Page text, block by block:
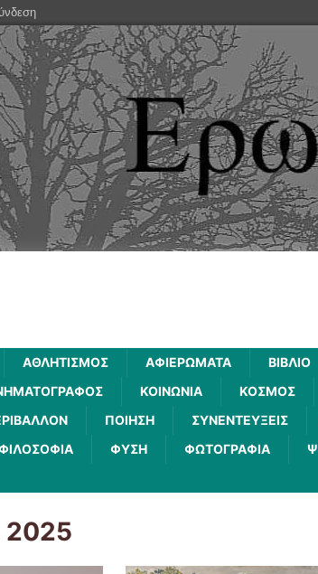
ΑΘΛΗΤΙΣΜΟΣ ΑΦΙΕΡΩΜΑΤΑ ΒΙΒΛΙΟ
ΚΟΙΝΩΝΙΑ ΚΟΣΜΟΣ
ΠΟΙΗΣΗ ΣΥΝΕΝΤΕΥΞΕΙΣ
ΦΙΛΟΣΟΦΙΑ ΦΥΣΗ ΦΩΤΟΓΡΑΦΙΑ
2025